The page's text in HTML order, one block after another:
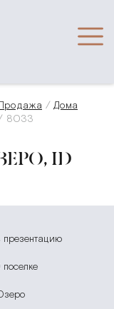
Дома
8033
ID
презентацию